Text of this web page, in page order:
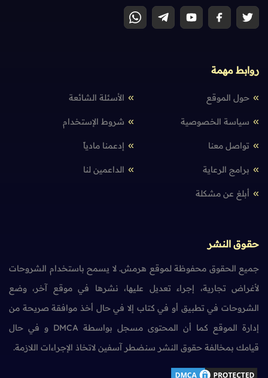
روابط مهمة
حول الموقع الأسئلة الشائعة
سياسة الخصوصية شروط الإستخدام
تواصل معنا إدعمنا مادياً
برامج الرعاية الداعمين لنا
أبلغ عن مشكلة
حقوق النشر
جميع الحقوق محفوظة لموقع هرمش. لا يسمح باستخدام الشروحات
لأغراض تجارية، إجراء تعديل عليها، نشرها في موقع آخر، وضع
الشروحات في تطبيق أو في كتاب إلا في حال أخذ موافقة صريحة من
إدارة الموقع كما أن المحتوى مسجل بواسطة DMCA و في حال
قيامك بمخالفة حقوق النشر سنضطر آسفين لاتخاذ الإجراءات اللازمة.